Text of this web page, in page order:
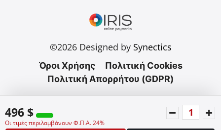
496 $
Οι τιμές περιλαμβάνουν Φ.Π.Α. 24%
©2026 Designed by Synectics
Όροι Χρήσης
Πολιτική Cookies
Πολιτική Απορρήτου (GDPR)